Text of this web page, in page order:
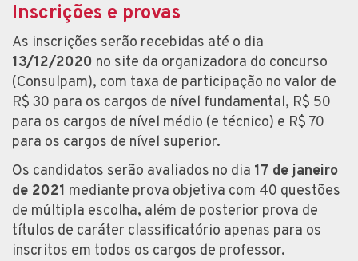
Inscrições e provas
As inscrições serão recebidas até o dia
13/12/2020 no site da organizadora do concurso
(Consulpam), com taxa de participação no valor de
R$ 30 para os cargos de nível fundamental, R$ 50
para os cargos de nível médio (e técnico) e R$ 70
para os cargos de nível superior.
Os candidatos serão avaliados no dia 17 de janeiro
de 2021 mediante prova objetiva com 40 questões
de múltipla escolha, além de posterior prova de
títulos de caráter classificatório apenas para os
inscritos em todos os cargos de professor.